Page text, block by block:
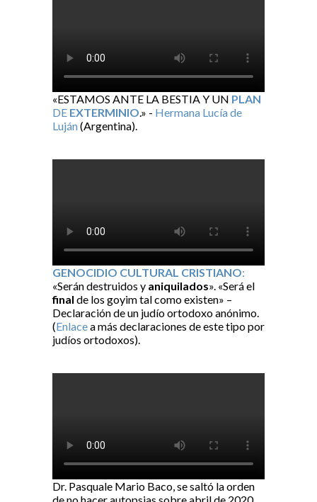
«ESTAMOS ANTE LA BESTIA Y UN PLAN
DE EXTERMINIO.» - Hermana Lucía de
Luján(Argentina).
GENOCIDIO CULTURAL CRISTIANO:
«Serán destruidos y aniquilados». «Será el
final de los goyim tal como existen» –
Declaración de un judío ortodoxo anónimo.
(Enlacea más declaraciones de este tipo por
judíos ortodoxos).
Dr. Pasquale Mario Baco, se saltó la orden